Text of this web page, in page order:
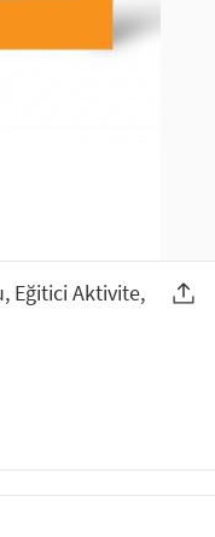
Eğitici Aktivite,